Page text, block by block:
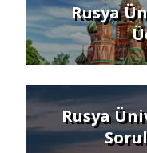
Rusya
Rusya